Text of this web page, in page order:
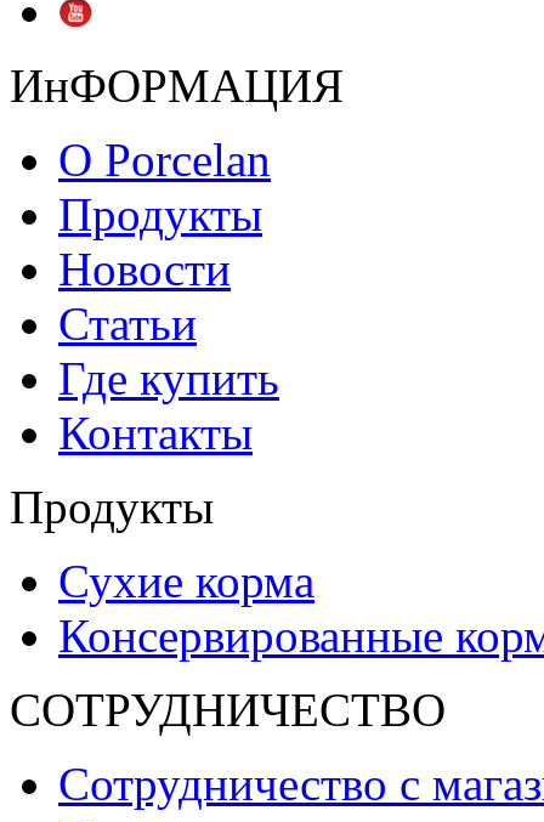
ИнФОРМАЦИЯ
О Porcelan
Продукты
Новости
Статьи
Где купить
Контакты
Продукты
Сухие корма
Консервированные
СОТРУДНИЧЕСТВО
Сотрудничество с